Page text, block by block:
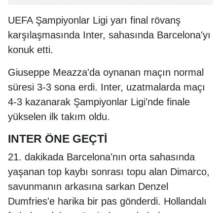
UEFA Şampiyonlar Ligi yarı final rövanş
karşılaşmasında Inter, sahasında Barcelona'yı
konuk etti.
Giuseppe Meazza'da oynanan maçın normal
süresi 3-3 sona erdi. Inter, uzatmalarda maçı
4-3 kazanarak Şampiyonlar Ligi'nde finale
yükselen ilk takım oldu.
INTER ÖNE GEÇTİ
21. dakikada Barcelona'nın orta sahasında
yaşanan top kaybı sonrası topu alan Dimarco,
savunmanın arkasına sarkan Denzel
Dumfries'e harika bir pas gönderdi. Hollandalı